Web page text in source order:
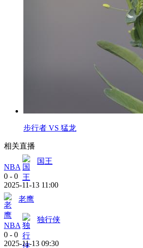
步行者 VS 猛龙
相关直播
NBA
国王
0 - 0
2025-11-13 11:00
老鹰
NBA
独行侠
0 - 0
2025-11-13 09:30